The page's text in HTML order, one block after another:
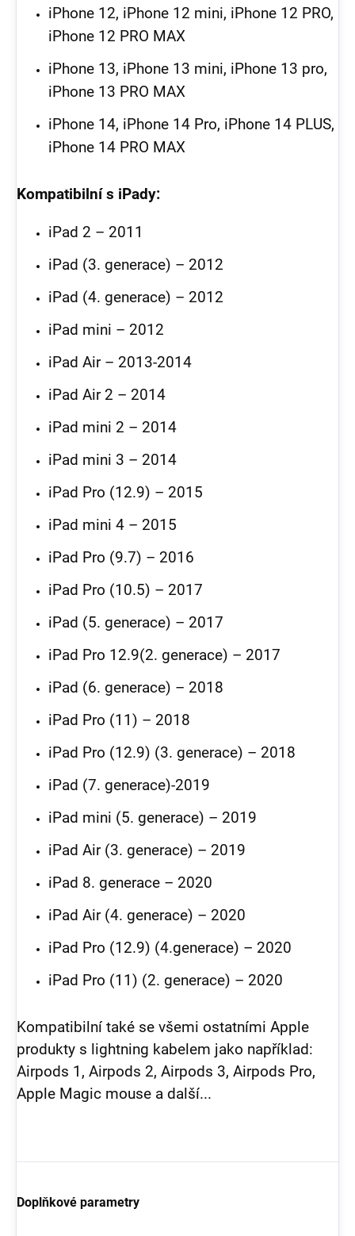
iPhone 12, iPhone 12 mini, iPhone 12 PRO,
iPhone 12 PRO MAX
iPhone 13, iPhone 13 mini, iPhone 13 pro,
iPhone 13 PRO MAX
iPhone 14, iPhone 14 Pro, iPhone 14 PLUS,
iPhone 14 PRO MAX
Kompatibilní s iPady:
iPad 2 – 2011
iPad (3. generace) – 2012
iPad (4. generace) – 2012
iPad mini – 2012
iPad Air – 2013-2014
iPad Air 2 – 2014
iPad mini 2 – 2014
iPad mini 3 – 2014
iPad Pro (12.9) – 2015
iPad mini 4 – 2015
iPad Pro (9.7) – 2016
iPad Pro (10.5) – 2017
iPad (5. generace) – 2017
iPad Pro 12.9(2. generace) – 2017
iPad (6. generace) – 2018
iPad Pro (11) – 2018
iPad Pro (12.9) (3. generace) – 2018
iPad (7. generace)-2019
iPad mini (5. generace) – 2019
iPad Air (3. generace) – 2019
iPad 8. generace – 2020
iPad Air (4. generace) – 2020
iPad Pro (12.9) (4.generace) – 2020
iPad Pro (11) (2. generace) – 2020
Kompatibilní také se všemi ostatními Apple
produkty s lightning kabelem jako například:
Airpods 1, Airpods 2, Airpods 3, Airpods Pro,
Apple Magic mouse a další...
Doplňkové parametry